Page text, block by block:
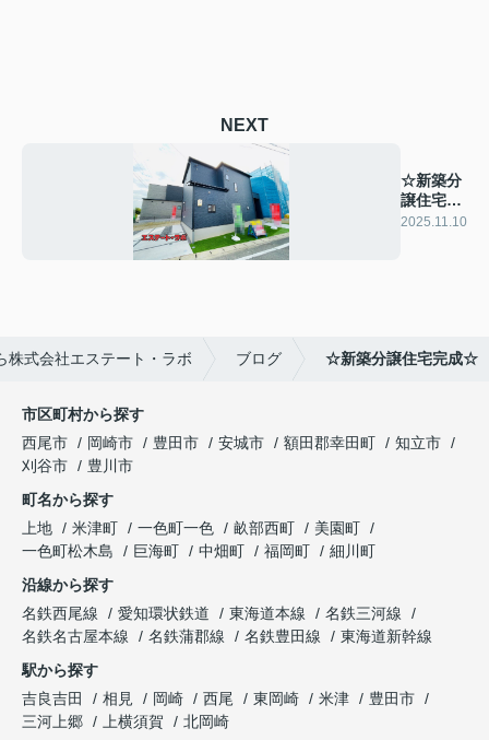
NEXT
☆新築分
譲住宅完
成☆
2025.11.10
株式会社エステート・ラボ ブログ ☆新築分譲住宅完成☆
市区町村から探す
西尾市
岡崎市 豊田市 安城市 額田郡幸田町
知立市
刈谷市
豊川市
町名から探す
上地
米津町 一色町一色 畝部西町
美園町
一色町松木島
巨海町 中畑町 福岡町
細川町
沿線から探す
名鉄西尾線
愛知環状鉄道 東海道本線
名鉄三河線
名鉄名古屋本線
名鉄蒲郡線 名鉄豊田線
東海道新幹線
駅から探す
吉良吉田
相見 岡崎 西尾 東岡崎 米津
豊田市
三河上郷
上横須賀 北岡崎